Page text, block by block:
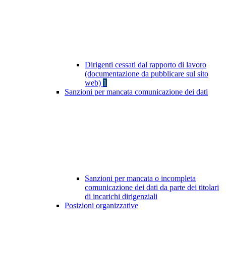
Dirigenti cessati dal rapporto di lavoro
(documentazione da pubblicare sul sito
web) 1
Sanzioni per mancata comunicazione dei dati
Sanzioni per mancata o incompleta
comunicazione dei dati da parte dei titolari
di incarichi dirigenziali
Posizioni organizzative